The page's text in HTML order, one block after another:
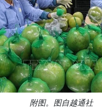
附图。图自越通社